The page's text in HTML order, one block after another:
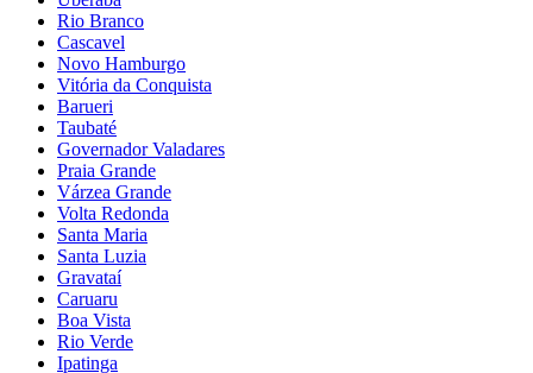
Rio Branco
Cascavel
Novo Hamburgo
Vitória da Conquista
Barueri
Taubaté
Governador Valadares
Praia Grande
Várzea Grande
Volta Redonda
Santa Maria
Santa Luzia
Gravataí
Caruaru
Boa Vista
Rio Verde
Ipatinga